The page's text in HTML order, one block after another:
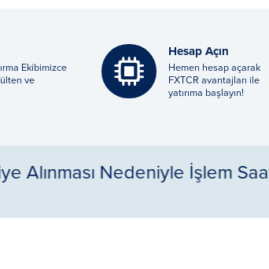
Ekibimizce
ve
Hesap Açın
Hemen hesap açarak
FXTCR avantajları ile
yatırıma başlayın!
İşlem Saat Değişikliği